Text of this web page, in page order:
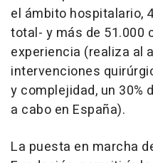
el ámbito hospitalario,
total- y más de 51.000
experiencia (realiza al
intervenciones
y complejidad, un 30%
a cabo en España).
La puesta en marcha